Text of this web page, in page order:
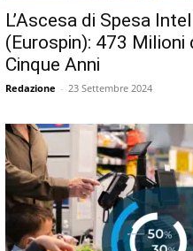
L’Ascesa di Spesa
(Eurospin): 473 Milioni
Cinque Anni
Redazione - 23 Settembre 2024